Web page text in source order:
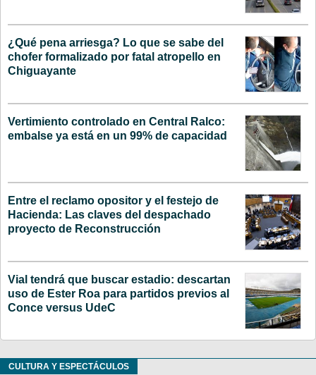
¿Qué pena arriesga? Lo que se sabe del
chofer formalizado por fatal atropello en
Chiguayante
Vertimiento controlado en Central Ralco:
embalse ya está en un 99% de capacidad
Entre el reclamo opositor y el festejo de
Hacienda: Las claves del despachado
proyecto de Reconstrucción
Vial tendrá que buscar estadio: descartan
uso de Ester Roa para partidos previos al
Conce versus UdeC
CULTURA Y ESPECTÁCULOS